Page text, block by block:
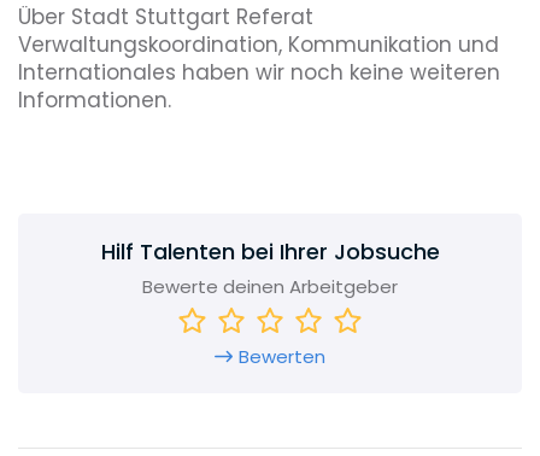
Über Stadt Stuttgart Referat
Verwaltungskoordination, Kommunikation und
Internationales haben wir noch keine weiteren
Informationen.
Hilf Talenten bei Ihrer Jobsuche
Bewerte deinen Arbeitgeber
Bewerten